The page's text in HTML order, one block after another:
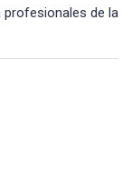
profesionales de la